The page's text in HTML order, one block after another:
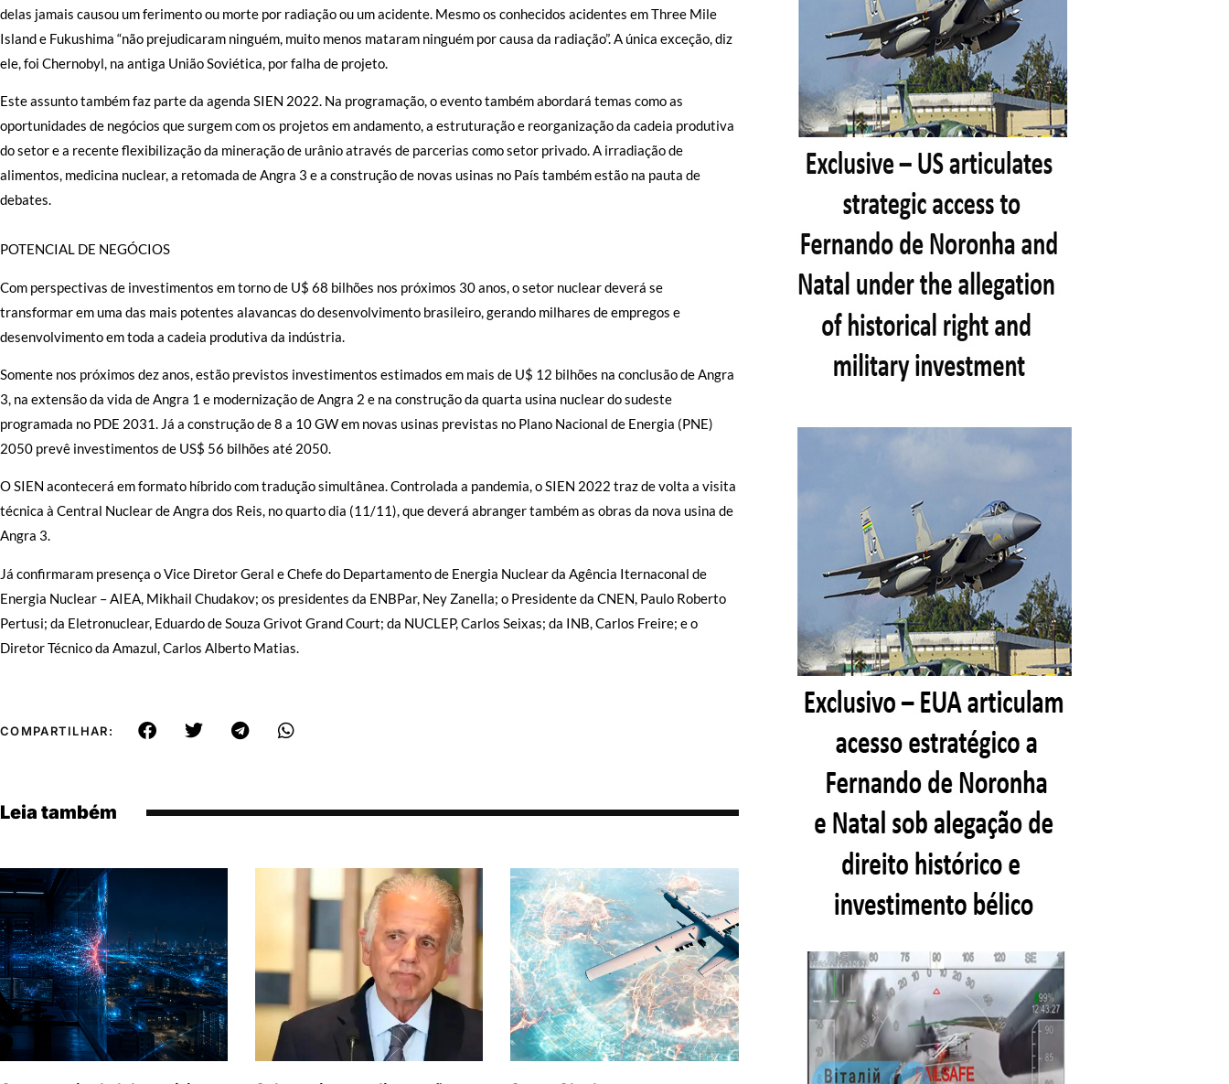
delas jamais causou um ferimento ou morte por radiação ou um acidente. Mesmo os conhecidos acidentes em Three Mile
Island e Fukushima “não prejudicaram ninguém, muito menos mataram ninguém por causa da radiação”. A única exceção, diz
ele, foi Chernobyl, na antiga União Soviética, por falha de projeto.
Este assunto também faz parte da agenda SIEN 2022. Na programação, o evento também abordará temas como as
oportunidades de negócios que surgem com os projetos em andamento, a estruturação e reorganização da cadeia produtiva
do setor e a recente flexibilização da mineração de urânio através de parcerias como setor privado. A irradiação de
alimentos, medicina nuclear, a retomada de Angra 3 e a construção de novas usinas no País também estão na pauta de
debates.
POTENCIAL DE NEGÓCIOS
Com perspectivas de investimentos em torno de U$ 68 bilhões nos próximos 30 anos, o setor nuclear deverá se
transformar em uma das mais potentes alavancas do desenvolvimento brasileiro, gerando milhares de empregos e
desenvolvimento em toda a cadeia produtiva da indústria.
Somente nos próximos dez anos, estão previstos investimentos estimados em mais de U$ 12 bilhões na conclusão de Angra
3, na extensão da vida de Angra 1 e modernização de Angra 2 e na construção da quarta usina nuclear do sudeste
programada no PDE 2031. Já a construção de 8 a 10 GW em novas usinas previstas no Plano Nacional de Energia (PNE)
2050 prevê investimentos de US$ 56 bilhões até 2050.
O SIEN acontecerá em formato híbrido com tradução simultânea. Controlada a pandemia, o SIEN 2022 traz de volta a visita
técnica à Central Nuclear de Angra dos Reis, no quarto dia (11/11), que deverá abranger também as obras da nova usina de
Angra 3.
Já confirmaram presença o Vice Diretor Geral e Chefe do Departamento de Energia Nuclear da Agência Iternaconal de
Energia Nuclear – AIEA, Mikhail Chudakov; os presidentes da ENBPar, Ney Zanella; o Presidente da CNEN, Paulo Roberto
Pertusi; da Eletronuclear, Eduardo de Souza Grivot Grand Court; da NUCLEP, Carlos Seixas; da INB, Carlos Freire; e o
Diretor Técnico da Amazul, Carlos Alberto Matias.
COMPARTILHAR:
Leia também